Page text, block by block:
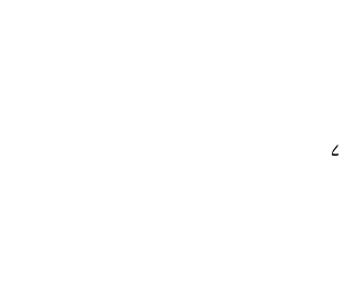
يُحتجز الممارسون في زنزانة على مدار الساعة، ويُحرمون من النوم. تم احتجاز السيد وانغ يوجيانغ في زنزانة لمدة ۷